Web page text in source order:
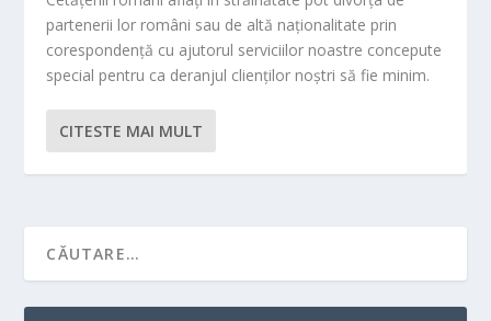
partenerii lor români sau de altă naționalitate prin
corespondență cu ajutorul serviciilor noastre concepute
special pentru ca deranjul clienților noștri să fie minim.
CITESTE MAI MULT